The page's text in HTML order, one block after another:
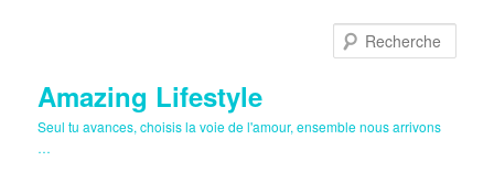
Amazing Lifestyle
Seul tu avances, choisis la voie de l'amour, ensemble nous arrivons
…